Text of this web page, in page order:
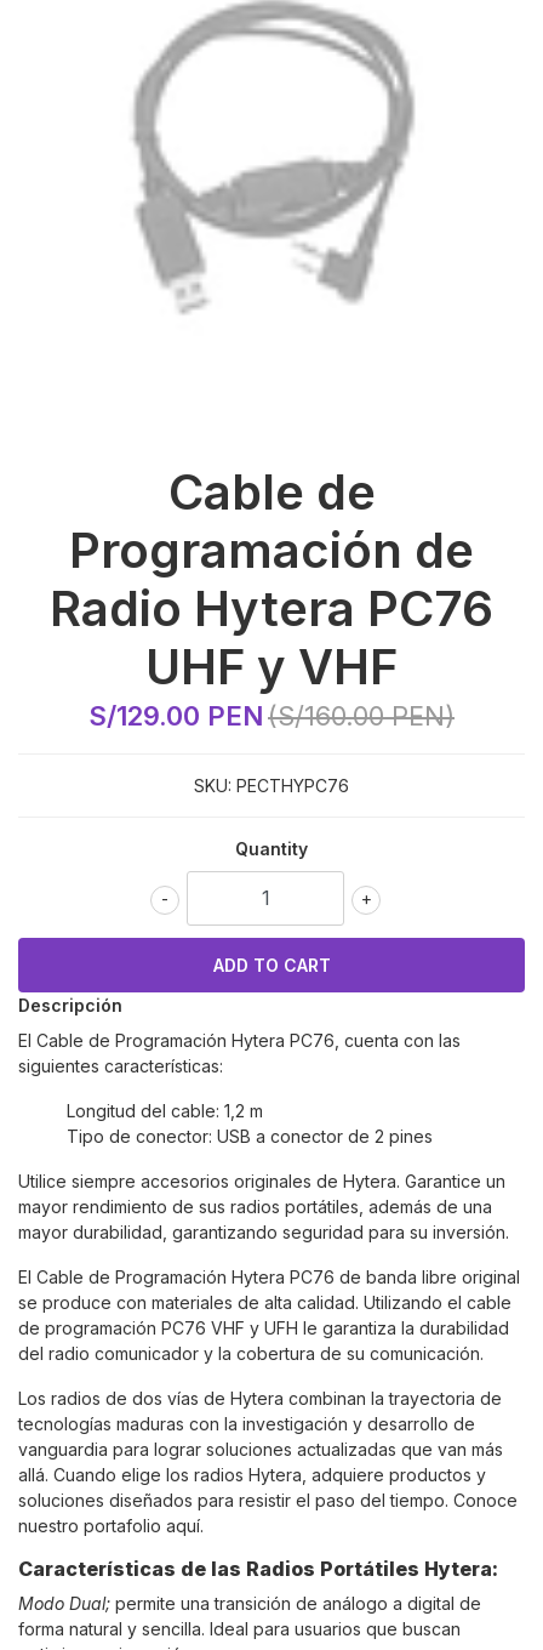
Cable de
Programación de
Radio Hytera PC76
UHF y VHF
S/129.00 PEN(S/160.00 PEN)
SKU: PECTHYPC76
Quantity
+
-
Descripción
El Cable de Programación Hytera PC76 , cuenta con las
siguientes características:
Longitud del cable: 1,2 m
Tipo de conector: USB a conector de 2 pines
Utilice siempre accesorios originales de Hytera. Garantice un
mayor rendimiento de sus radios portátiles, además de una
mayor durabilidad, garantizando seguridad para su inversión.
El Cable de Programación Hytera PC76 de banda libre original
se produce con materiales de alta calidad. Utilizando el cable
de programación PC76 VHF y UFH le garantiza la durabilidad
del radio comunicador y la cobertura de su comunicación.
Los radios de dos vías de Hytera combinan la trayectoria de
tecnologías maduras con la investigación y desarrollo de
vanguardia para lograr soluciones actualizadas que van más
allá. Cuando elige los radios Hytera, adquiere productos y
soluciones diseñados para resistir el paso del tiempo. Conoce
nuestro portafolio aquí.
Características de las Radios Portátiles Hytera:
Modo Dual; permite una transición de análogo a digital de
forma natural y sencilla. Ideal para usuarios que buscan